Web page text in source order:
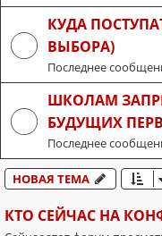
КУДА
ВЫБОРА)
Последнее
ШКОЛАМ
БУДУЩИХ
Последнее
НОВАЯ ТЕМА
КТО СЕЙЧАС НА